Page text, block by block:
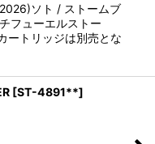
ソト / ストームブ
フューエルストー
ートリッジは別売とな
[ST-4891**]